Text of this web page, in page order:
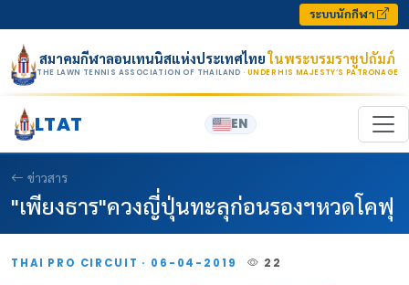
ระบบนักกีฬา
สมาคมกีฬาลอนเทนนิสแห่งประเทศไทยในพระบรมราชูปถัมภ์
THE LAWN TENNIS ASSOCIATION OF THAILAND · UNDER HIS MAJESTY’S PATRONAGE
LTAT EN
ข่าวสาร
"เพียงธาร"ควงญี่ปุ่นทะลุก่อนรองฯหวดโคฟุ
THAI PRO CIRCUIT · 06-04-2019 22